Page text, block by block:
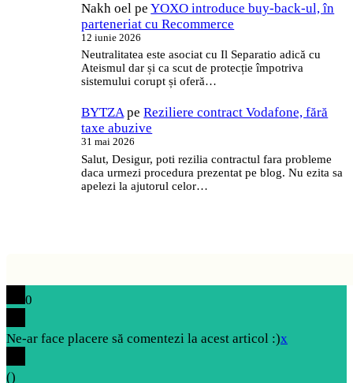
Nakh oel peYOXO introduce buy-back-ul, în
parteneriat cu Recommerce
12 iunie 2026
Neutralitatea este asociat cu Il Separatio adică cu
Ateismul dar și ca scut de protecție împotriva
sistemului corupt și oferă…
BYTZApeReziliere contract Vodafone, fără
taxe abuzive
31 mai 2026
Salut, Desigur, poti rezilia contractul fara probleme
daca urmezi procedura prezentat pe blog. Nu ezita sa
apelezi la ajutorul celor…
0
Ne-ar face placere să comentezi la acest articol :)x
()